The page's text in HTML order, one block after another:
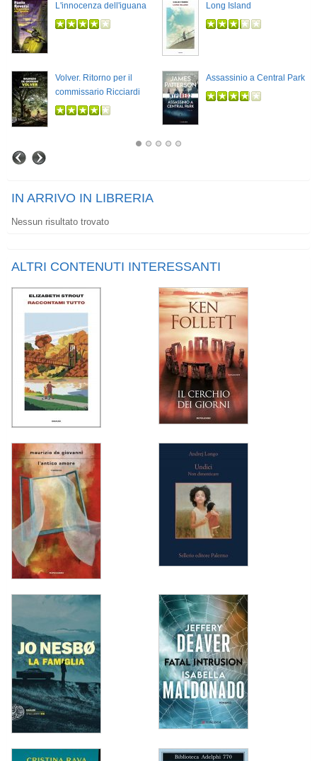
L'innocenza dell'iguana Long Island
Volver. Ritorno per il
commissario Ricciardi
Assassinio a Central Park
IN ARRIVO IN LIBRERIA
Nessun risultato trovato
ALTRI CONTENUTI INTERESSANTI